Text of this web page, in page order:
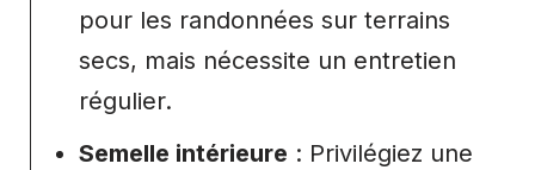
pour les randonnées sur terrains
secs, mais nécessite un entretien
régulier.
Semelle intérieure : Privilégiez une